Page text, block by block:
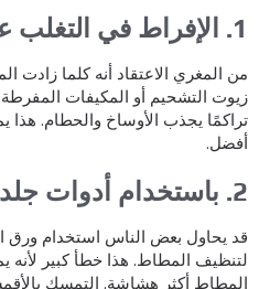
المغري الاعتقاد أنه كلما زادت
التشحيم أو المكيفات المفرطة
يجذب الأوساخ والحطام. هذا
يحاول بعض الناس استخدام ورق
المطاط. هذا خطأ كبير لأنه
أكثر هشاشة. التمسك